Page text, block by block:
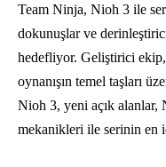
Team Ninja, Nioh 3 ile
dokunuşlar ve
hedefliyor. Geliştirici
oynanışın temel taşları
Nioh 3, yeni açık
mekanikleri ile serinin en